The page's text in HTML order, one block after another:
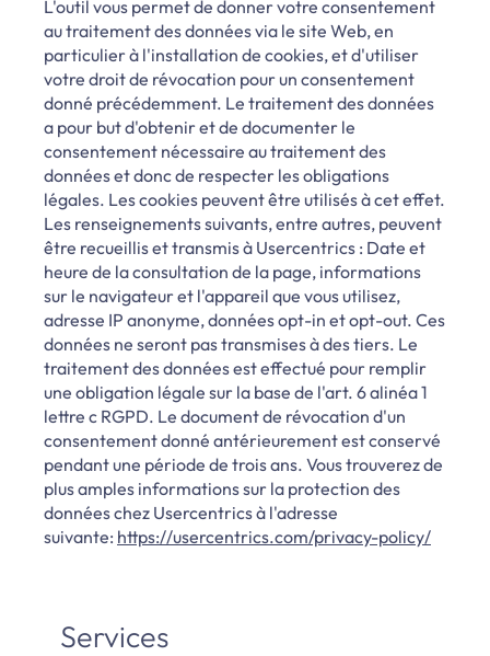
L'outil vous permet de donner votre consentement
au traitement des données via le site Web, en
particulier à l'installation de cookies, et d'utiliser
votre droit de révocation pour un consentement
donné précédemment. Le traitement des données
a pour but d'obtenir et de documenter le
consentement nécessaire au traitement des
données et donc de respecter les obligations
légales. Les cookies peuvent être utilisés à cet effet.
Les renseignements suivants, entre autres, peuvent
être recueillis et transmis à Usercentrics : Date et
heure de la consultation de la page, informations
sur le navigateur et l'appareil que vous utilisez,
adresse IP anonyme, données opt-in et opt-out. Ces
données ne seront pas transmises à des tiers. Le
traitement des données est effectué pour remplir
une obligation légale sur la base de l'art. 6 alinéa 1
lettre c RGPD. Le document de révocation d'un
consentement donné antérieurement est conservé
pendant une période de trois ans. Vous trouverez de
plus amples informations sur la protection des
données chez Usercentrics à l'adresse
suivante: https://usercentrics.com/privacy-policy/
Services